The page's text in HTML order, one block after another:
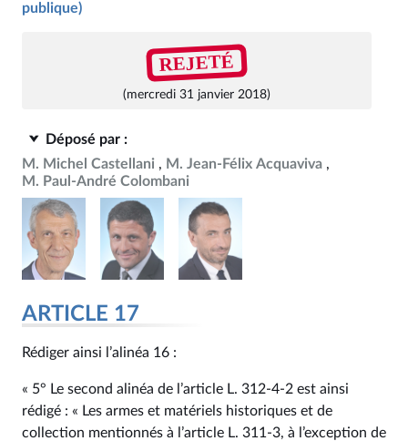
publique)
REJETÉ
(mercredi 31 janvier 2018)
Déposé par :
M. Michel Castellani
M. Jean-Félix Acquaviva
M. Paul-André Colombani
ARTICLE 17
Rédiger ainsi l’alinéa 16 :
« 5° Le second alinéa de l’article L. 312‑4‑2 est ainsi
rédigé : « Les armes et matériels historiques et de
collection mentionnés à l’article L. 311‑3, à l’exception de